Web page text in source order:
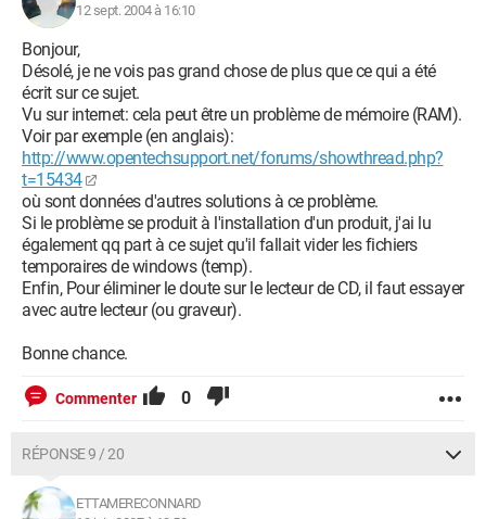
12 sept. 2004 à 16:10
Bonjour,
Désolé, je ne vois pas grand chose de plus que ce qui a été
écrit sur ce sujet.
Vu sur internet: cela peut être un problème de mémoire (RAM).
Voir par exemple (en anglais):
http://www.opentechsupport.net/forums/showthread.php?
t=15434
où sont données d'autres solutions à ce problème.
Si le problème se produit à l'installation d'un produit, j'ai lu
également qq part à ce sujet qu'il fallait vider les fichiers
temporaires de windows (temp).
Enfin, Pour éliminer le doute sur le lecteur de CD, il faut essayer
avec autre lecteur (ou graveur).
Bonne chance.
Commenter 0
RÉPONSE 9 / 20
ETTAMERECONNARD